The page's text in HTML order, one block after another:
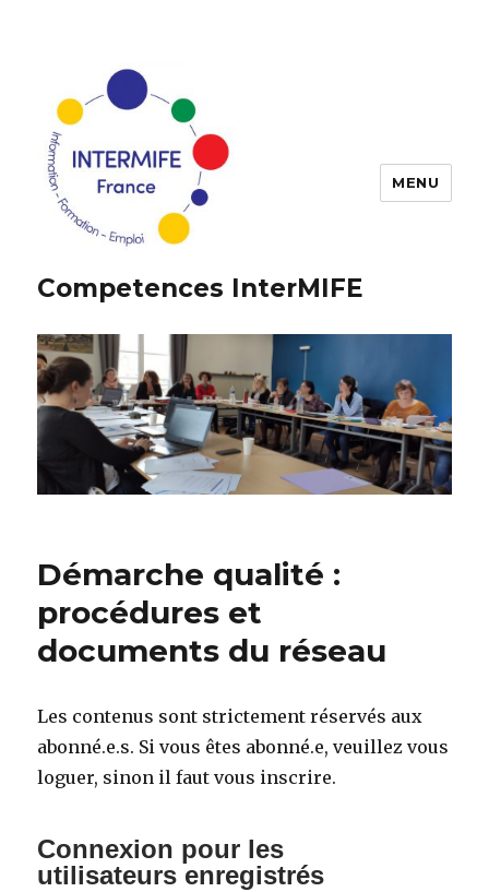
Competences InterMIFE
MENU
Démarche qualité :
procédures et
documents du réseau
Les contenus sont strictement réservés aux
abonné.e.s. Si vous êtes abonné.e, veuillez vous
loguer, sinon il faut vous inscrire.
Connexion pour les
utilisateurs enregistrés